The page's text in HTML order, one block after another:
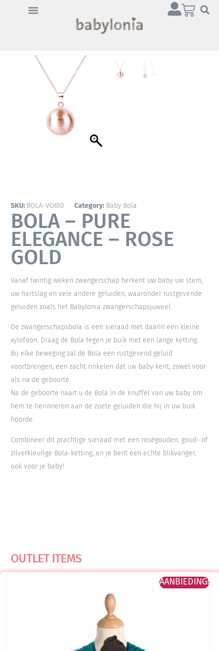
SKU: BOLA-VO610 Category: Baby Bola
BOLA – PURE
ELEGANCE – ROSE
GOLD
Vanaf twintig weken zwangerschap herkent uw baby uw stem,
uw hartslag en vele andere geluiden, waaronder rustgevende
geluiden zoals het Babylonia zwangerschapsjuweel.
De zwangerschapsbola is een sieraad met daarin een kleine
xylofoon. Draag de Bola tegen je buik met een lange ketting.
Bij elke beweging zal de Bola een rustgevend geluid
voortbrengen, een zacht rinkelen dat uw baby kent, zowel voor
als na de geboorte.
Na de geboorte naait u de Bola in de knuffel van uw baby om
hem te herinneren aan de zoete geluiden die hij in uw buik
hoorde.
Combineer dit prachtige sieraad met een roségouden, goud- of
zilverkleurige Bola-ketting, en je bent een echte blikvanger,
ook voor je baby!
OUTLET ITEMS
AANBIEDING!